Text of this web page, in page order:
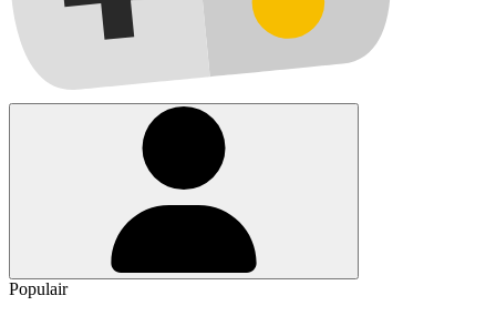
Populair